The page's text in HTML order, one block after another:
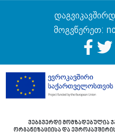
მოგვწერეთ:
ვებგვერდი მომზადებულია
ორგანიზაციისა და